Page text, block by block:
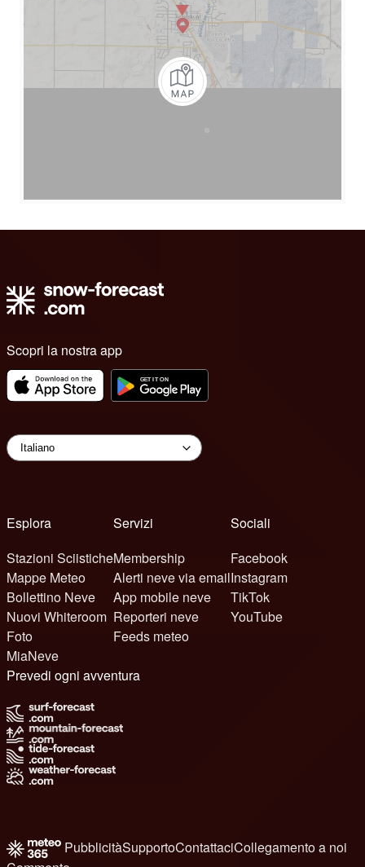
Scopri la nostra app
Esplora
Stazioni Sciistiche
Mappe Meteo
Bollettino Neve
Nuovi Whiteroom
Foto
MiaNeve
Servizi
Membership
Alerti neve via email
App mobile neve
Reporteri neve
Feeds meteo
Sociali
Facebook
Instagram
TikTok
YouTube
Prevedi ogni avventura
PubblicitàSupportoContattaciCollegamento a noi